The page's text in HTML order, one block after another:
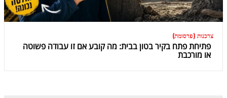
צרכנות (פרסומת)
פתיחת פתח בקיר בטון בבית: מה קובע אם זו עבודה פשוטה
או מורכבת